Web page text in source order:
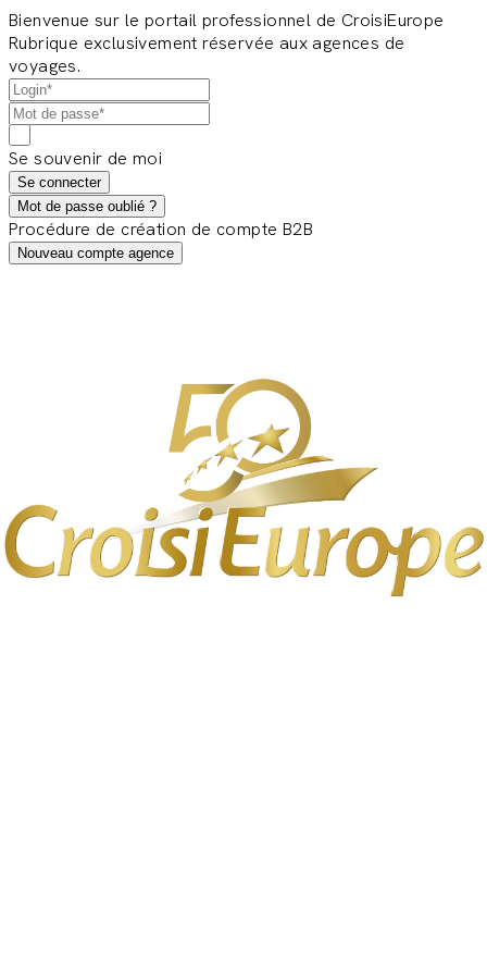
Bienvenue sur le portail professionnel de CroisiEurope
Rubrique exclusivement réservée aux agences de
voyages.
Se souvenir de moi
Se connecter
Mot de passe oublié ?
Procédure de création de compte B2B
Nouveau compte agence